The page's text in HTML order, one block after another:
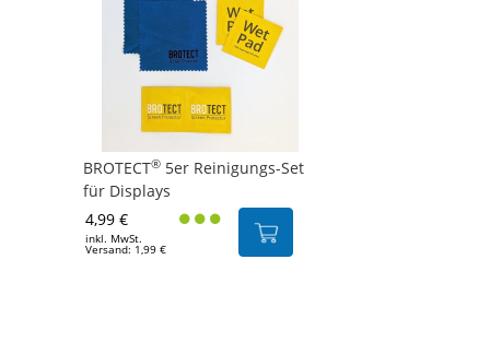
BROTECT® 5er Reinigungs-Set
für Displays
4,99 €
inkl. MwSt.
Versand: 1,99 €